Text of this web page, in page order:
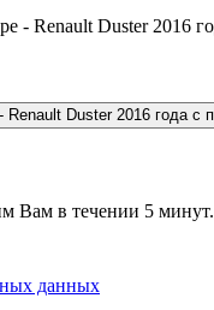
Вам в течении 5 минут.
данных